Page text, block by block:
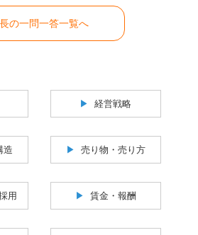
の一問一答一覧へ
経営戦略
造 売り物・売り方
用 賃金・報酬